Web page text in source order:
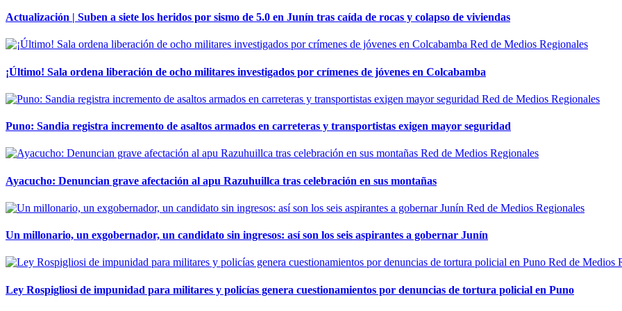
Actualización | Suben a siete los heridos por sismo de 5.0 en Junín tras caída de rocas y colapso de viviendas
Red de Medios Regionales
¡Último! Sala ordena liberación de ocho militares investigados por crímenes de jóvenes en Colcabamba
Red de Medios Regionales
Puno: Sandia registra incremento de asaltos armados en carreteras y transportistas exigen mayor seguridad
Red de Medios Regionales
Ayacucho: Denuncian grave afectación al apu Razuhuillca tras celebración en sus montañas
Red de Medios Regionales
Un millonario, un exgobernador, un candidato sin ingresos: así son los seis aspirantes a gobernar Junín
Red de Medios
Ley Rospigliosi de impunidad para militares y policías genera cuestionamientos por denuncias de tortura policial en Puno